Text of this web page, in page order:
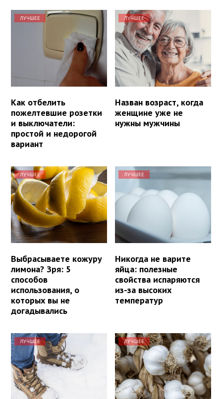
ЛУЧШЕЕ
Как отбелить
пожелтевшие розетки
и выключатели:
простой и недорогой
вариант
ЛУЧШЕЕ
Назван возраст, когда
женщине уже не
нужны мужчины
ЛУЧШЕЕ
Выбрасываете кожуру
лимона? Зря: 5
способов
использования, о
которых вы не
догадывались
ЛУЧШЕЕ
Никогда не варите
яйца: полезные
свойства испаряются
из-за высоких
температур
ЛУЧШЕЕ ЛУЧШЕЕ